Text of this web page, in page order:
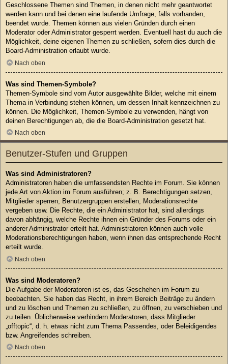
Geschlossene Themen sind Themen, in denen nicht mehr geantwortet
werden kann und bei denen eine laufende Umfrage, falls vorhanden,
beendet wurde. Themen können aus vielen Gründen durch einen
Moderator oder Administrator gesperrt werden. Eventuell hast du auch die
Möglichkeit, deine eigenen Themen zu schließen, sofern dies durch die
Board-Administration erlaubt wurde.
Nach oben
Was sind Themen-Symbole?
Themen-Symbole sind vom Autor ausgewählte Bilder, welche mit einem
Thema in Verbindung stehen können, um dessen Inhalt kennzeichnen zu
können. Die Möglichkeit, Themen-Symbole zu verwenden, hängt von
deinen Berechtigungen ab, die die Board-Administration gesetzt hat.
Nach oben
Benutzer-Stufen und Gruppen
Was sind Administratoren?
Administratoren haben die umfassendsten Rechte im Forum. Sie können
jede Art von Aktion im Forum ausführen; z. B. Berechtigungen setzen,
Mitglieder sperren, Benutzergruppen erstellen, Moderationsrechte
vergeben usw. Die Rechte, die ein Administrator hat, sind allerdings
davon abhängig, welche Rechte ihnen ein Gründer des Forums oder ein
anderer Administrator erteilt hat. Administratoren können auch volle
Moderationsberechtigungen haben, wenn ihnen das entsprechende Recht
erteilt wurde.
Nach oben
Was sind Moderatoren?
Die Aufgabe der Moderatoren ist es, das Geschehen im Forum zu
beobachten. Sie haben das Recht, in ihrem Bereich Beiträge zu ändern
und zu löschen und Themen zu schließen, zu öffnen, zu verschieben und
zu teilen. Üblicherweise verhindern Moderatoren, dass Mitglieder
„offtopic“, d. h. etwas nicht zum Thema Passendes, oder Beleidigendes
bzw. Angreifendes schreiben.
Nach oben